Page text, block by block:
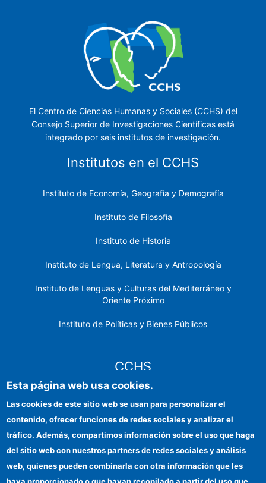
El Centro de Ciencias Humanas y Sociales (CCHS) del
Consejo Superior de Investigaciones Científicas está
integrado por seis institutos de investigación.
Institutos en el CCHS
Instituto de Economía, Geografía y Demografía
Instituto de Filosofía
Instituto de Historia
Instituto de Lengua, Literatura y Antropología
Instituto de Lenguas y Culturas del Mediterráneo y
Oriente Próximo
Instituto de Políticas y Bienes Públicos
CCHS
Identidad institucional
Ayudas FEDER
Esta página web usa cookies.
Las cookies de este sitio web se usan para personalizar el
contenido, ofrecer funciones de redes sociales y analizar el
tráfico. Además, compartimos información sobre el uso que haga
del sitio web con nuestros partners de redes sociales y análisis
web, quienes pueden combinarla con otra información que les